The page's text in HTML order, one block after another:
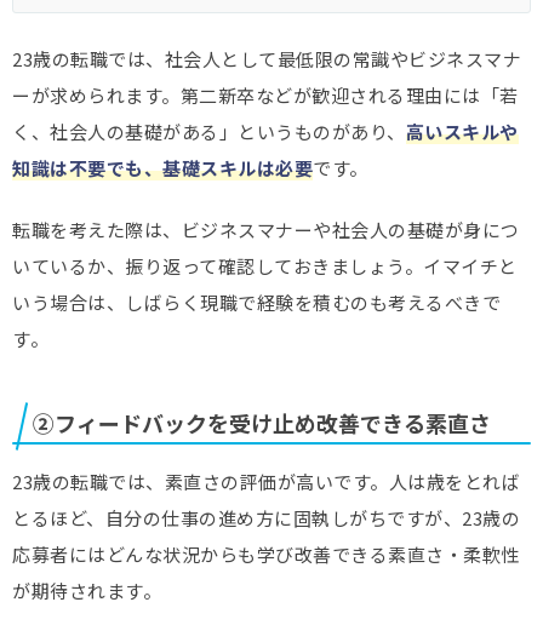
23歳の転職では、社会人として最低限の常識やビジネスマナ
ーが求められます。第二新卒などが歓迎される理由には「若
く、社会人の基礎がある」というものがあり、 高いスキルや
知識は不要でも、基礎スキルは必要です。
転職を考えた際は、ビジネスマナーや社会人の基礎が身につ
いているか、振り返って確認しておきましょう。イマイチと
いう場合は、しばらく現職で経験を積むのも考えるべきで
す。
②フィードバックを受け止め改善できる素直さ
23歳の転職では、素直さの評価が高いです。人は歳をとれば
とるほど、自分の仕事の進め方に固執しがちですが、23歳の
応募者にはどんな状況からも学び改善できる素直さ・柔軟性
が期待されます。